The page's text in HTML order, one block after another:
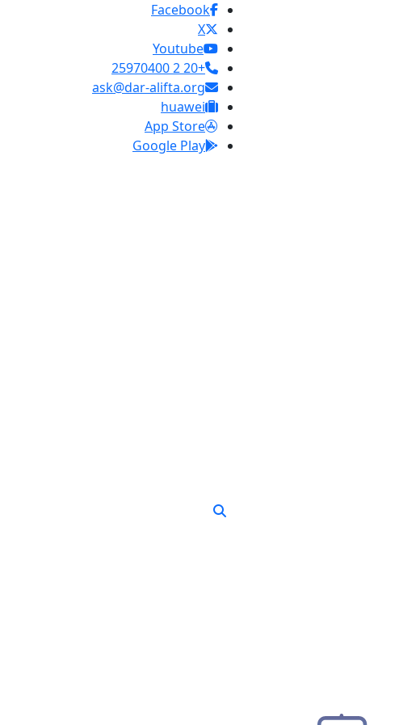
Facebook
X
Youtube
+20 2 25970400
ask@dar-alifta.org
huawei
App Store
Google Play